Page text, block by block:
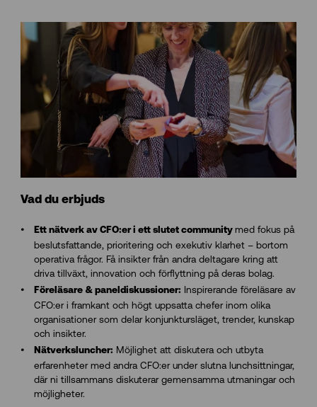
Vad du erbjuds
Ett nätverk av CFO:er i ett slutet community med fokus på
beslutsfattande, prioritering och exekutiv klarhet – bortom
operativa frågor. Få insikter från andra deltagare kring att
driva tillväxt, innovation och förflyttning på deras bolag.
Föreläsare & paneldiskussioner: Inspirerande föreläsare av
CFO:er i framkant och högt uppsatta chefer inom olika
organisationer som delar konjunktursläget, trender, kunskap
och insikter.
Nätverksluncher: Möjlighet att diskutera och utbyta
erfarenheter med andra CFO:er under slutna lunchsittningar,
där ni tillsammans diskuterar gemensamma utmaningar och
möjligheter.